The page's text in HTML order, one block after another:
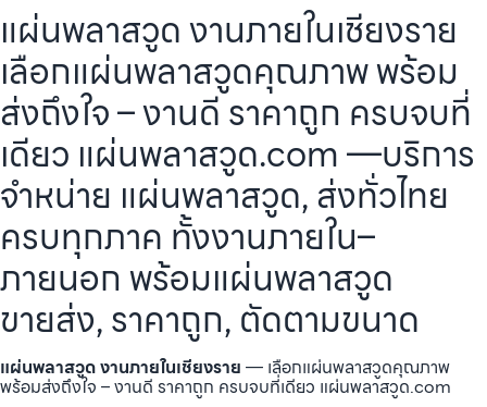
แผ่นพลาสวูด งานภายในเชียงราย
เลือกแผ่นพลาสวูดคุณภาพ พร้อม
ส่งถึงใจ – งานดี ราคาถูก ครบจบที่
เดียว แผ่นพลาสวูด.com —บริการ
จำหน่าย แผ่นพลาสวูด, ส่งทั่วไทย
ครบทุกภาค ทั้งงานภายใน–
ภายนอก พร้อมแผ่นพลาสวูด
ขายส่ง, ราคาถูก, ตัดตามขนาด
แผ่นพลาสวูด งานภายในเชียงราย — เลือกแผ่นพลาสวูดคุณภาพ
พร้อมส่งถึงใจ – งานดี ราคาถูก ครบจบที่เดียว แผ่นพลาสวูด.com